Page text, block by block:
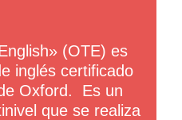
(OTE) es
inglés certificado
Oxford. Es un
que se realiza